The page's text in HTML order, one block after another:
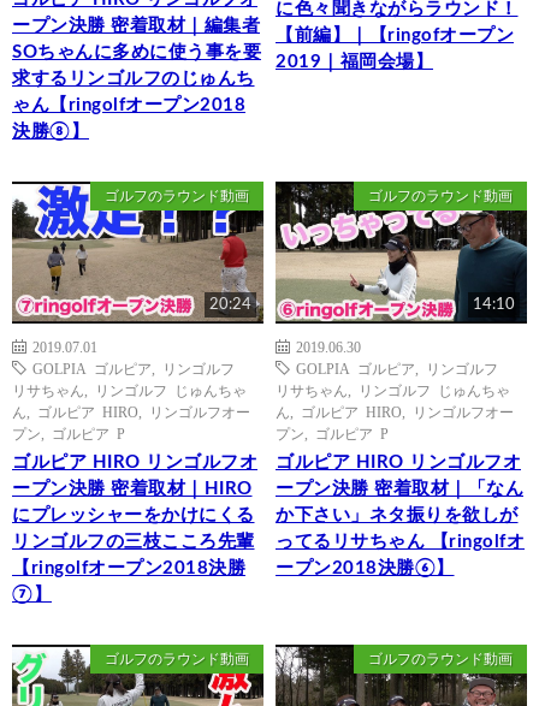
ープン決勝 密着取材｜編集者
SOちゃんに多めに使う事を要
求するリンゴルフのじゅんち
ゃん【ringolfオープン2018
決勝⑧】
に色々聞きながらラウンド！
【前編】｜【ringofオープン
2019｜福岡会場】
ゴルフのラウンド動画
20:24
2019.07.01
GOLPIA ゴルピア
リンゴルフ
リサちゃん
リンゴルフ じゅんちゃ
ん
ゴルピア HIRO
リンゴルフオー
プン
ゴルピア P
ゴルピア HIRO リンゴルフオ
ープン決勝 密着取材｜HIRO
にプレッシャーをかけにくる
リンゴルフの三枝こころ先輩
【ringolfオープン2018決勝
⑦】
ゴルフのラウンド動画
14:10
2019.06.30
GOLPIA ゴルピア
リンゴルフ
リサちゃん
リンゴルフ じゅんちゃ
ん
ゴルピア HIRO
リンゴルフオー
プン
ゴルピア P
ゴルピア HIRO リンゴルフオ
ープン決勝 密着取材｜「なん
か下さい」ネタ振りを欲しが
ってるリサちゃん 【ringolfオ
ープン2018決勝⑥】
ゴルフのラウンド動画 ゴルフのラウンド動画